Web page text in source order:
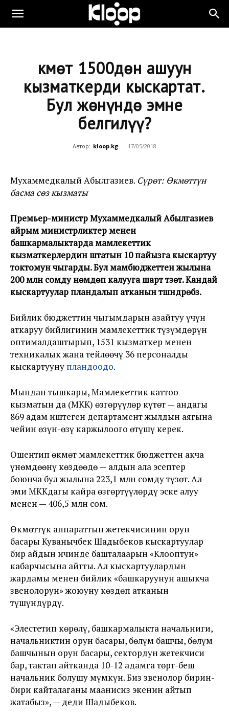
Өкмөт 1500дөн ашуун
кызматкерди кыскартат.
Бул жөнүндө эмне
белгилүү?
Автор: kloop.kg - 17/05/2018
Мухаммедкалый Абылгазиев. Сүрөт: Өкмөттүн
басма сөз кызматы
Премьер-министр Мухаммедкалый Абылгазиев
айрым министрликтер менен
башкармалыктарда мамлекеттик
кызматкерлердин штатын 10 пайызга кыскартуу
токтомун чыгарды. Бул мамбюджеттен жылына
200 млн сомду үнөмдөп калууга шарт түзөт. Кандай
кыскартуулар пландалып атканын түшүндүрөбүз.
Бийлик бюджеттин чыгымдарын азайтуу үчүн
аткаруу бийлигинин мамлекеттик түзүмдөрүн
оптималдаштырып, 1531 кызматкер менен
техникалык жана тейлөөчү 36 персоналды
кыскартууну пландоодо.
Мындан тышкары, Мамлекеттик каттоо
кызматын да (МКК) өзгөрүүлөр күтөт — андагы
869 адам иштеген департамент жылдын аягына
чейин өзүн-өзү каржылоого өтүшү керек.
Ошентип өкмөт мамлекеттик бюджеттен акча
үнөмдөөнү көздөөдө — алдын ала эсептер
боюнча бул жылына 223,1 млн сомду түзөт. Ал
эми МККдагы кайра өзгөртүүлөрдү эске алуу
менен — 406,5 млн сом.
Өкмөттүк аппараттын жетекчисинин орун
басары Куванычбек Шадыбеков кыскартуулар
бир айдын ичинде башталаарын «Клооптун»
кабарчысына айтты. Ал кыскартуулардын
жардамы менен бийлик «башкаруунун ашыкча
звенолорун» жоюуну көздөп атканын
түшүндүрдү.
«Элестетип көрөлү, башкармалыкта начальниги,
начальниктин орун басары, бөлүм башчы, бөлүм
башчынын орун басары, сектордун жетекчиси
бар, тактап айтканда 10-12 адамга төрт-беш
начальник болушу мүмкүн. Биз звенолор бирин-
бири кайталаганы маанисиз экенин айтып
жатабыз», — деди Шадыбеков.